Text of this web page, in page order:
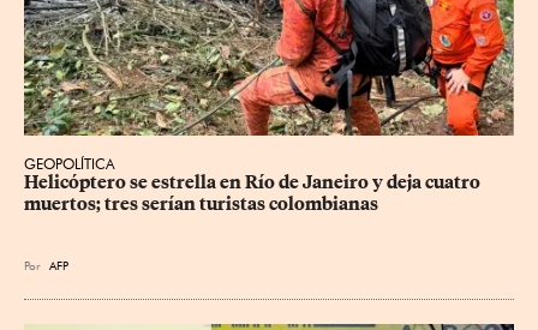
GEOPOLÍTICA
Helicóptero se estrella en Río de Janeiro y deja cuatro
muertos; tres serían turistas colombianas
Por AFP